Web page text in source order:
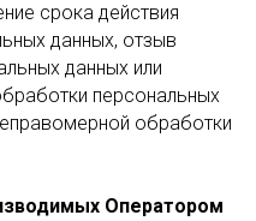
срока действия
данных, отзыв
данных или
персональных
обработки
Оператором